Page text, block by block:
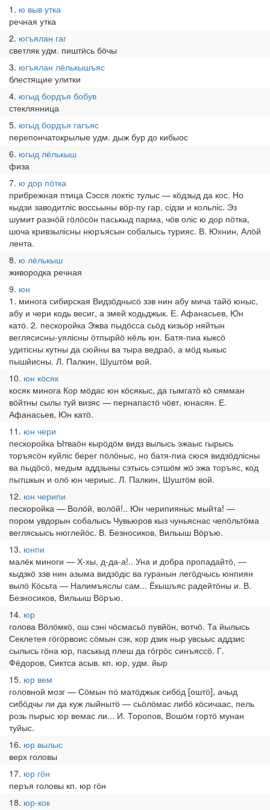
1 ю выв утка
речная утка
2 югъялан гаг
светляк удм. пиштӥсь бӧчы
3 югъялан лёлькышъяс
блестящие улитки
4 югыд бордъя бобув
стеклянница
5 югыд бордъя гагъяс
перепончатокрылые удм. дыж бур до кибыос
6 югыд лёлькыш
физа
7 ю дор пӧтка
прибрежная птица Сэсся локтіс тулыс — кӧдзыд да кос. Но
кыдзи заводитліс воссьыны вӧр-пу гар, сідзи и кольліс. Эз
шумит разнӧй гӧлӧсӧн паськыд парма, чӧв оліс ю дор пӧтка,
шоча кривзылісны нюръясын собалысь турияс. В. Юхнин, Алӧй
лента.
8 ю лёлькыш
живородка речная
9 юн
1. минога сибирская Видзӧднысӧ зэв нин абу мича тайӧ юныс,
абу и чери кодь весиг, а змей кодьджык. Е. Афанасьев, Юн
катӧ. 2. пескоройка Эжва пыдӧсса сьӧд кизьӧр няйтын
веглясисны-уялісны ӧтпырйӧ нёль юн. Батя-пиа кыксӧ
удитісны кутны да сюйны ва тыра ведраӧ, а мӧд кыкыс
пышйисны. Л. Палкин, Шуштӧм вой.
10 юн кӧсяк
косяк минога Кор мӧдас юн кӧсякыс, да гымгатӧ кӧ сямман
вӧйтны сылы туй визяс — пернапастӧ чӧвт, юнасян. Е.
Афанасьев, Юн катӧ.
11 юн чери
пескоройка Ытваӧн кырӧдӧм видз вылысь эжаыс гырысь
торъясӧн куйліс берег пӧлӧныс, но батя-пиа сюся видзӧдлісны
ва пыдӧсӧ, медым аддзыны сэтысь сэтшӧм жӧ эжа торъяс, код
пытшкын и олӧ юн чериыс. Л. Палкин, Шуштӧм вой.
12 юн черипи
пескоройка — Волӧй, волӧй!.. Юн черипияныс мыйта! —
пором увдорын собалысь Чувьюров кыз чуньяснас чепӧльтӧма
веглясьысь нюглейӧс. В. Безносиков, Вильыш Вӧръю.
13 юнпи
малёк миноги — Х-хы, д-да-а!.. Уна и добра пропадайтӧ, —
кыдзкӧ зэв нин азыма видзӧдіс ва гуранын легӧдчысь юнпиян
вылӧ Кӧсьта — Налимъяслы сам... Ёкышъяс радейтӧны и. В.
Безносиков, Вильыш Вӧръю.
14 юр
голова Вӧлӧмкӧ, ош сэні чӧсмасьӧ пувйӧн, вотчӧ. Та йылысь
Секлетея гӧгӧрвоис сӧмын сэк, кор дзик ныр увсьыс аддзис
сылысь гӧна юр, паськыд плеш да гӧгрӧс синъяссӧ. Г.
Фёдоров, Сиктса асыв. кп. юр, удм. йыр
15 юр вем
головной мозг — Сӧмын пӧ матӧджык сибӧд [оштӧ], ачыд
сибӧдчы ли да куж лыйнытӧ — сьӧлӧмас либӧ кӧсичаас, пель
розь пырыс юр вемас ли... И. Торопов, Вошӧм гортӧ мунан
туйыс.
16 юр вылыс
верх головы
17 юр гӧн
перъя головы кп. юр гӧн
18 юр-кок